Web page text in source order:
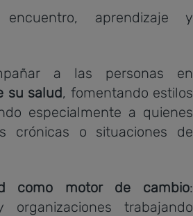
aprendizaje y
a las personas en
su salud, fomentando estilos
especialmente a quienes
crónicas o situaciones de
como motor de cambio:
organizaciones trabajando